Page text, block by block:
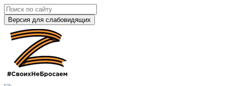
Версия для слабовидящих